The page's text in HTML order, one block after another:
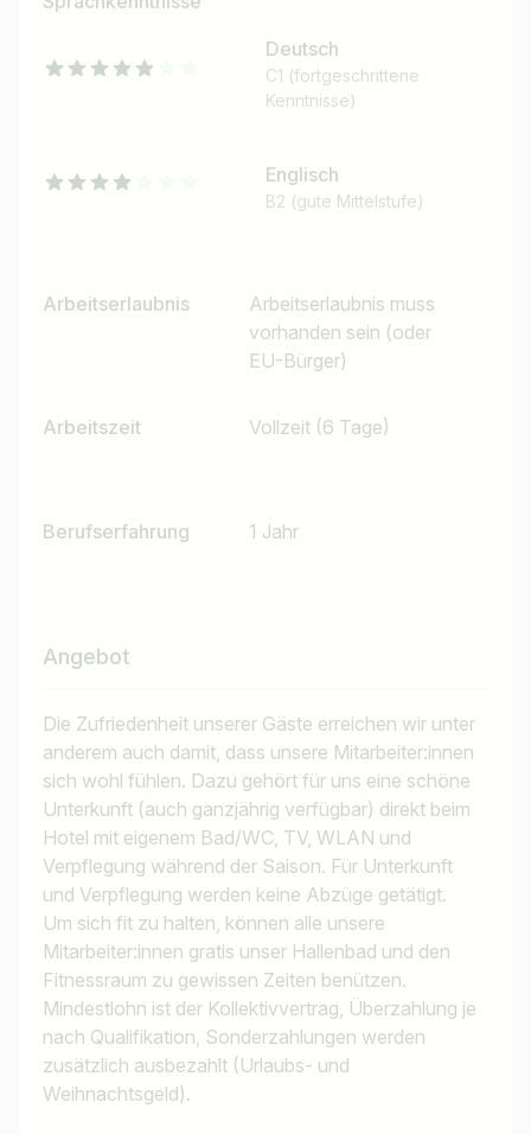
Deutsch
C1 (fortgeschrittene
Kenntnisse)
Englisch
B2 (gute Mittelstufe)
Arbeitserlaubnis
Arbeitserlaubnis muss
vorhanden sein (oder
EU-Bürger)
Arbeitszeit Vollzeit (6 Tage)
Berufserfahrung 1 Jahr
Angebot
Die Zufriedenheit unserer Gäste erreichen wir unter
anderem auch damit, dass unsere Mitarbeiter:innen
sich wohl fühlen. Dazu gehört für uns eine schöne
Unterkunft (auch ganzjährig verfügbar) direkt beim
Hotel mit eigenem Bad/WC, TV, WLAN und
Verpflegung während der Saison. Für Unterkunft
und Verpflegung werden keine Abzüge getätigt.
Um sich fit zu halten, können alle unsere
Mitarbeiter:innen gratis unser Hallenbad und den
Fitnessraum zu gewissen Zeiten benützen.
Mindestlohn ist der Kollektivvertrag, Überzahlung je
nach Qualifikation, Sonderzahlungen werden
zusätzlich ausbezahlt (Urlaubs- und
Weihnachtsgeld).